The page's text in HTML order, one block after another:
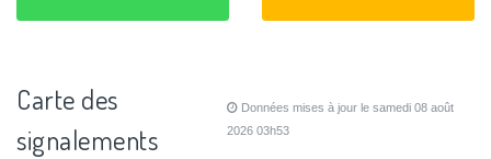
Carte des
signalements
Données mises à jour le samedi 08 août
2026 03h53